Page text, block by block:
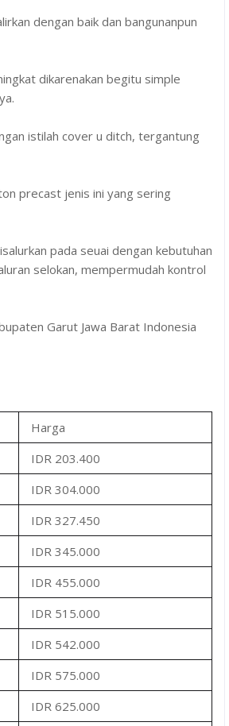
dengan baik dan bangunanpun
dikarenakan begitu simple
istilah cover u ditch, tergantung
precast jenis ini yang sering
pada seuai dengan kebutuhan
selokan, mempermudah kontrol
Garut Jawa Barat Indonesia
Harga
IDR 203.400
IDR 304.000
IDR 327.450
IDR 345.000
IDR 455.000
IDR 515.000
IDR 542.000
IDR 575.000
IDR 625.000